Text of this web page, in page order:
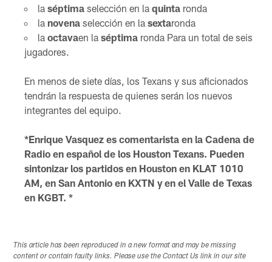
la séptima selección en la quinta ronda
la novena selección en la sextaronda
la octavaen la séptima ronda Para un total de seis
jugadores.
En menos de siete días, los Texans y sus aficionados
tendrán la respuesta de quienes serán los nuevos
integrantes del equipo.
*Enrique Vasquez es comentarista en la Cadena de
Radio en español de los Houston Texans. Pueden
sintonizar los partidos en Houston en KLAT 1010
AM, en San Antonio en KXTN y en el Valle de Texas
en KGBT. *
This article has been reproduced in a new format and may be missing
content or contain faulty links. Please use the Contact Us link in our site